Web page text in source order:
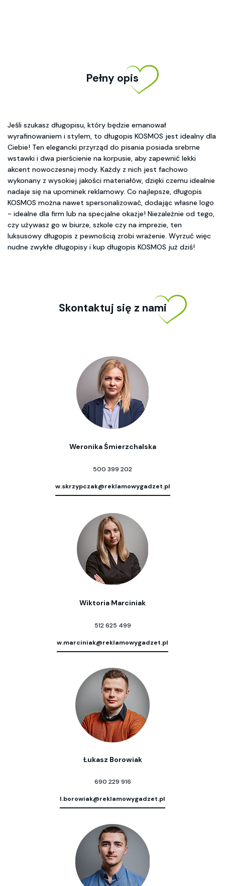
Pełny opis
Jeśli szukasz długopisu, który będzie emanował
wyrafinowaniem i stylem, to długopis KOSMOS jest idealny dla
Ciebie! Ten elegancki przyrząd do pisania posiada srebrne
wstawki i dwa pierścienie na korpusie, aby zapewnić lekki
akcent nowoczesnej mody. Każdy z nich jest fachowo
wykonany z wysokiej jakości materiałów, dzięki czemu idealnie
nadaje się na upominek reklamowy. Co najlepsze, długopis
KOSMOS można nawet spersonalizować, dodając własne logo
- idealne dla firm lub na specjalne okazje! Niezależnie od tego,
czy używasz go w biurze, szkole czy na imprezie, ten
luksusowy długopis z pewnością zrobi wrażenie. Wyrzuć więc
nudne zwykłe długopisy i kup długopis KOSMOS już dziś!
Skontaktuj się z nami
Weronika Śmierzchalska
500 399 202
w.skrzypczak@reklamowygadzet.pl
Wiktoria Marciniak
512 625 499
w.marciniak@reklamowygadzet.pl
Łukasz Borowiak
690 229 916
l.borowiak@reklamowygadzet.pl